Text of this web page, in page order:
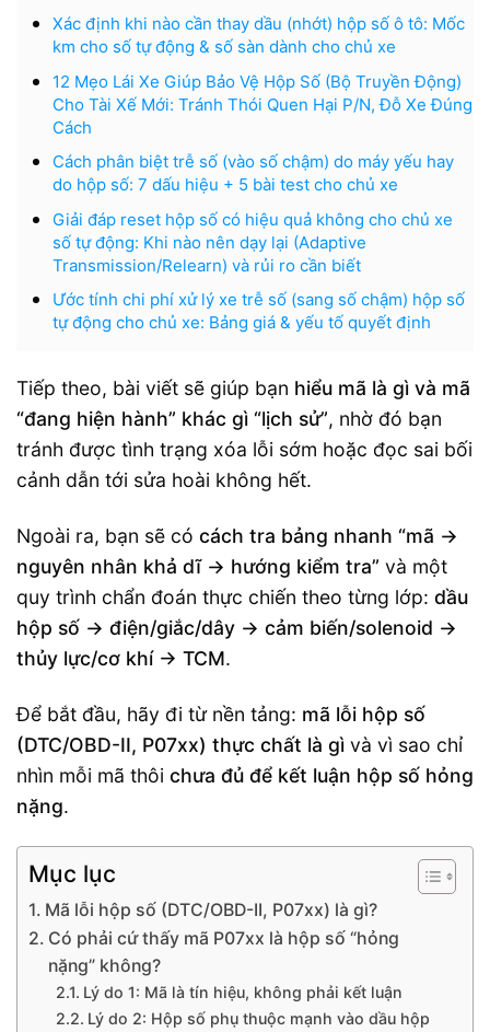
Xác định khi nào cần thay dầu (nhớt) hộp số ô tô: Mốc
km cho số tự động & số sàn dành cho chủ xe
12 Mẹo Lái Xe Giúp Bảo Vệ Hộp Số (Bộ Truyền Động)
Cho Tài Xế Mới: Tránh Thói Quen Hại P/N, Đỗ Xe Đúng
Cách
Cách phân biệt trễ số (vào số chậm) do máy yếu hay
do hộp số: 7 dấu hiệu + 5 bài test cho chủ xe
Giải đáp reset hộp số có hiệu quả không cho chủ xe
số tự động: Khi nào nên dạy lại (Adaptive
Transmission/Relearn) và rủi ro cần biết
Ước tính chi phí xử lý xe trễ số (sang số chậm) hộp số
tự động cho chủ xe: Bảng giá & yếu tố quyết định
Tiếp theo, bài viết sẽ giúp bạn hiểu mã là gì và mã
“đang hiện hành” khác gì “lịch sử”, nhờ đó bạn
tránh được tình trạng xóa lỗi sớm hoặc đọc sai bối
cảnh dẫn tới sửa hoài không hết.
Ngoài ra, bạn sẽ có cách tra bảng nhanh “mã →
nguyên nhân khả dĩ → hướng kiểm tra” và một
quy trình chẩn đoán thực chiến theo từng lớp: dầu
hộp số → điện/giắc/dây → cảm biến/solenoid →
thủy lực/cơ khí → TCM.
Để bắt đầu, hãy đi từ nền tảng: mã lỗi hộp số
(DTC/OBD-II, P07xx) thực chất là gì và vì sao chỉ
nhìn mỗi mã thôi chưa đủ để kết luận hộp số hỏng
nặng.
Mục lục
Mã lỗi hộp số (DTC/OBD-II, P07xx) là gì?
Có phải cứ thấy mã P07xx là hộp số “hỏng
nặng” không?
Lý do 1: Mã là tín hiệu, không phải kết luận
Lý do 2: Hộp số phụ thuộc mạnh vào dầu hộp